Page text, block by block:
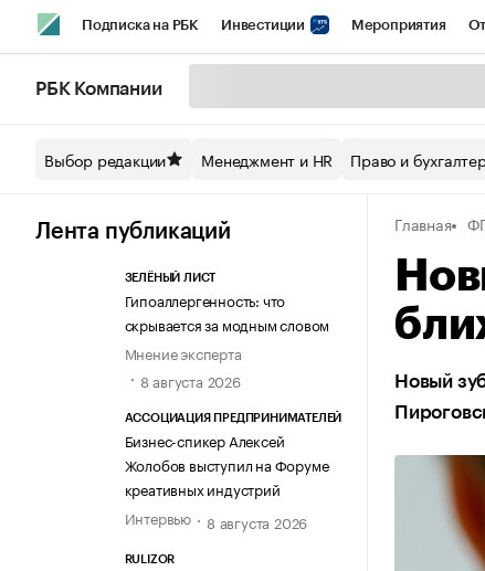
Подписка на РБК Инвестиции Мероприятия
Спецпроекты СПб Конференции СПб Спецпроекты
Технологии и медиа Рынок наличной
РБК Компании
Выбор редакции Менеджмент и HR Право и
Лента публикаций
ЗЕЛЁНЫЙ ЛИСТ
Гипоаллергенность: что
скрывается за модным словом
Мнение эксперта
8 августа 2026
АССОЦИАЦИЯ ПРЕДПРИНИМАТЕЛЕЙ
Бизнес-спикер Алексей
Жолобов выступил на Форуме
креативных индустрий
Интервью
8 августа 2026
RULIZOR
Главная
Новый